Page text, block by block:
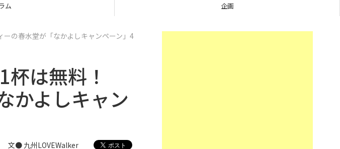
イベント
の春水堂が「なかよしキャンペーン」4
杯は無料！
かよしキャン
文● 九州LOVEWalker